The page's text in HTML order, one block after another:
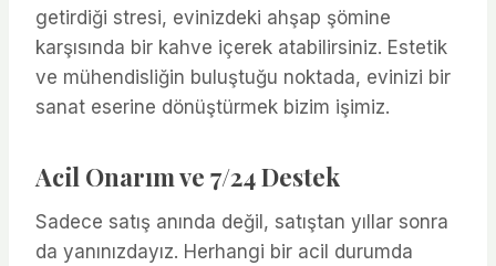
getirdiği stresi, evinizdeki ahşap şömine
karşısında bir kahve içerek atabilirsiniz. Estetik
ve mühendisliğin buluştuğu noktada, evinizi bir
sanat eserine dönüştürmek bizim işimiz.
Acil Onarım ve 7/24 Destek
Sadece satış anında değil, satıştan yıllar sonra
da yanınızdayız. Herhangi bir acil durumda